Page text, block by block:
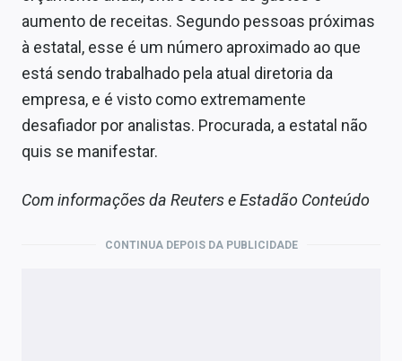
aumento de receitas. Segundo pessoas próximas
à estatal, esse é um número aproximado ao que
está sendo trabalhado pela atual diretoria da
empresa, e é visto como extremamente
desafiador por analistas. Procurada, a estatal não
quis se manifestar.
Com informações da Reuters e Estadão Conteúdo
CONTINUA DEPOIS DA PUBLICIDADE